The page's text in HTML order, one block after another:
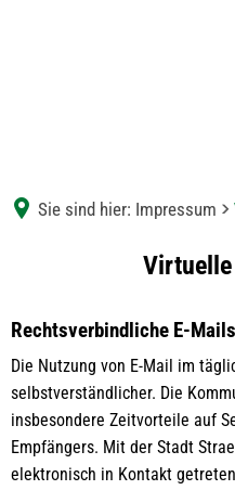
Sie sind hier: Impressum
Rechtsverbindliche E-
Die Nutzung von E-Mail im
selbstverständlicher. Die
insbesondere Zeitvorteile auf
Empfängers. Mit der Stadt
elektronisch in Kontakt